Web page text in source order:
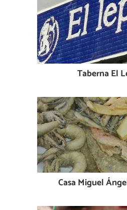
Taberna El
Casa Miguel